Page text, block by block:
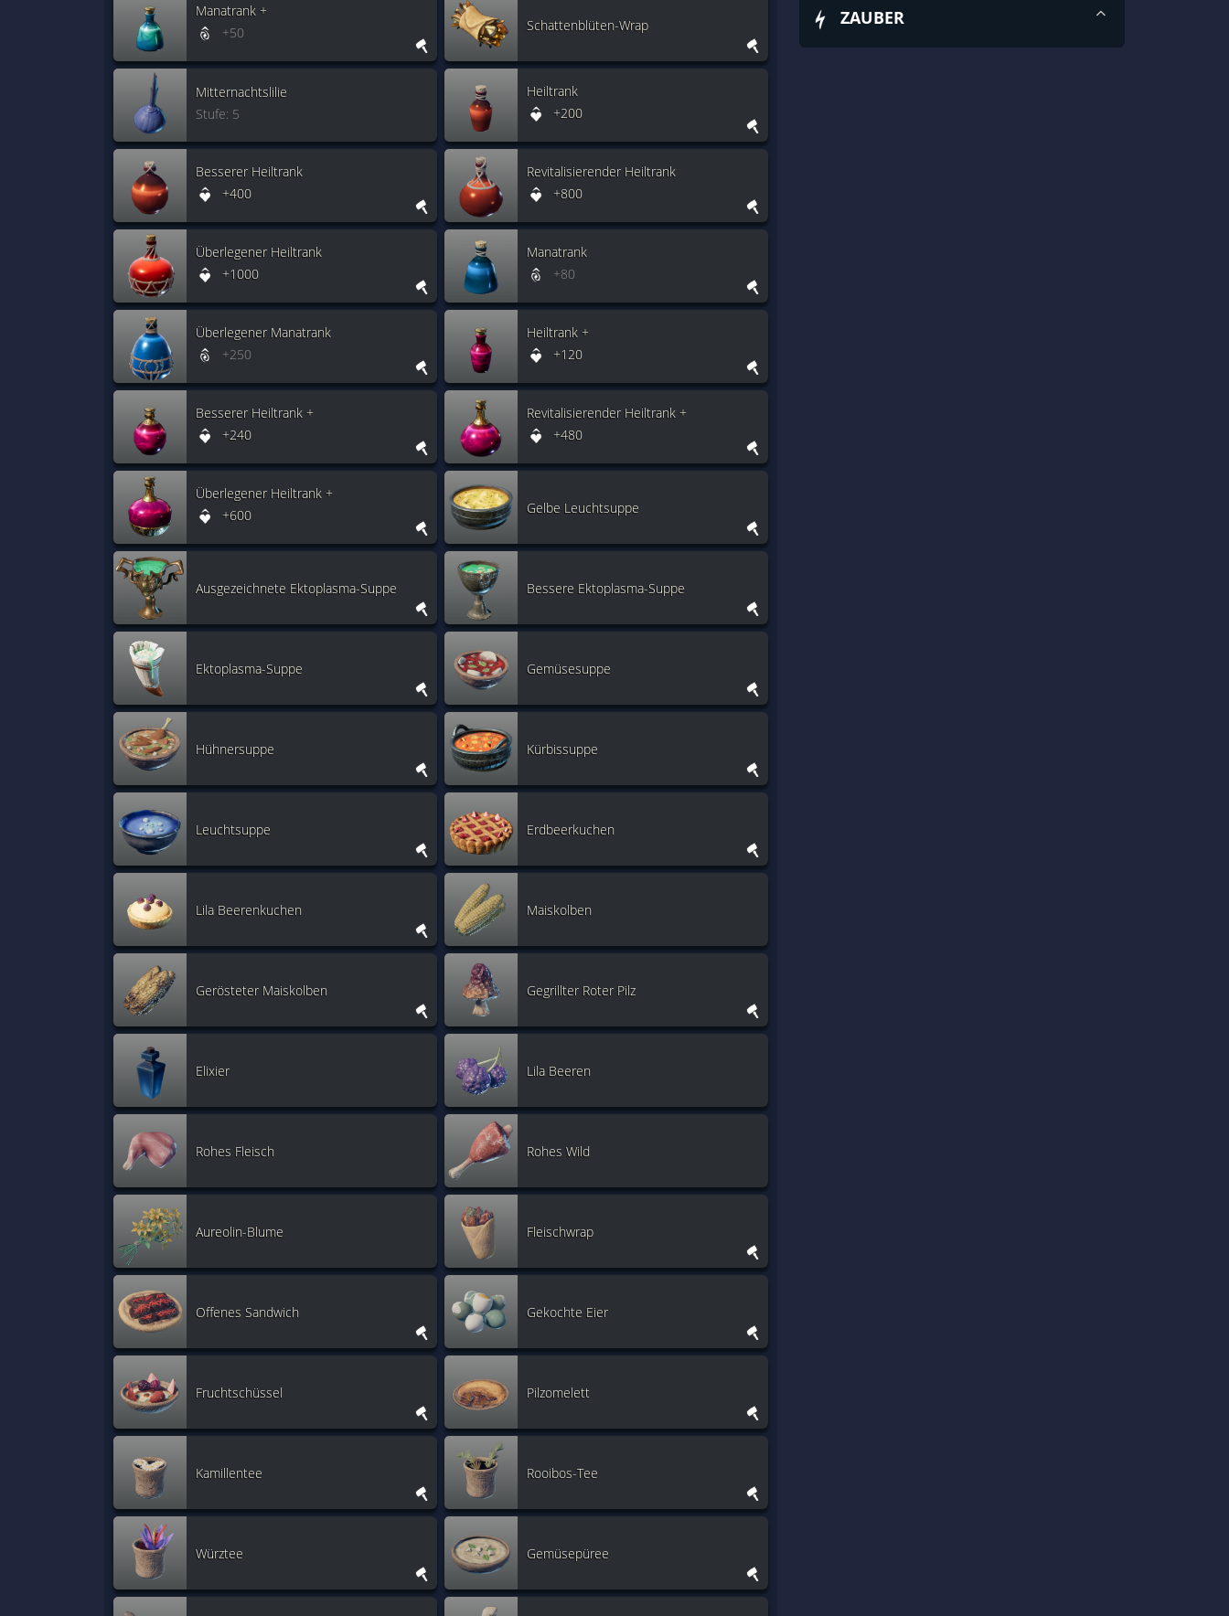
Manatrank +
+50
Schattenblüten-Wrap
Mitternachtslilie
Stufe: 5
Heiltrank
+200
Besserer Heiltrank
+400
Revitalisierender Heiltrank
+800
Überlegener Heiltrank
+1000
Manatrank
+80
Überlegener Manatrank
+250
Heiltrank +
+120
Besserer Heiltrank +
+240
Revitalisierender Heiltrank +
+480
Überlegener Heiltrank +
+600
Gelbe Leuchtsuppe
Ausgezeichnete Ektoplasma-Suppe Bessere Ektoplasma-Suppe
Ektoplasma-Suppe Gemüsesuppe
Hühnersuppe Kürbissuppe
Leuchtsuppe Erdbeerkuchen
Lila Beerenkuchen Maiskolben
Gerösteter Maiskolben Gegrillter Roter Pilz
Elixier Lila Beeren
Rohes Fleisch Rohes Wild
Aureolin-Blume Fleischwrap
Offenes Sandwich Gekochte Eier
Fruchtschüssel Pilzomelett
Kamillentee Rooibos-Tee
Würztee Gemüsepüree
ZAUBER